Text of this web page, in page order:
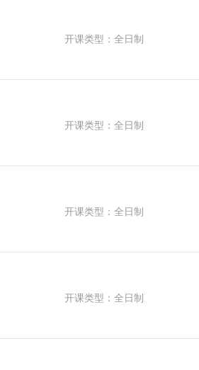
开课类型：全日制
开课类型：全日制
开课类型：全日制
开课类型：全日制